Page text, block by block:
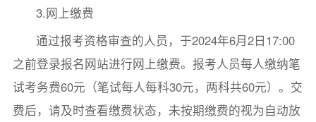
3.网上缴费
通过报考资格审查的人员，于2024年6月2日17:00
之前登录报名网站进行网上缴费。报考人员每人缴纳笔
试考务费60元（笔试每人每科30元，两科共60元）。交
费后，请及时查看缴费状态，未按期缴费的视为自动放